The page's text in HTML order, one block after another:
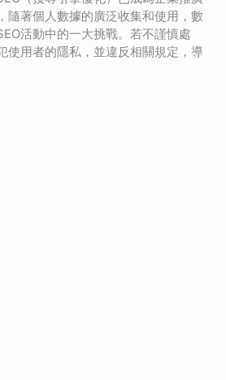
隨著個人數據的廣泛收集和使用，數
活動中的一大挑戰。若不謹慎處
使用者的隱私，並違反相關規定，導